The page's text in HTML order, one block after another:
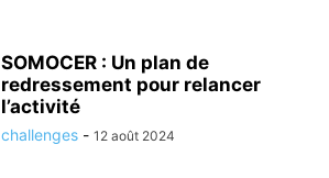
SOMOCER : Un plan de
redressement pour relancer
l’activité
challenges - 12 août 2024